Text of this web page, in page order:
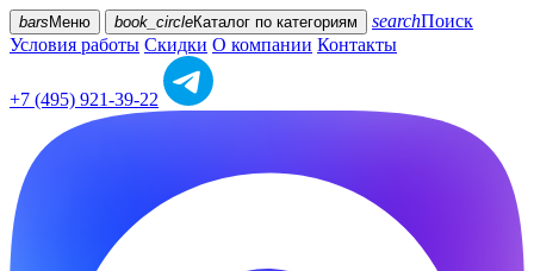
bars Меню book_circleКаталог по категориям searchПоиск
Условия работы Скидки О компании Контакты
+7 (495) 921-39-22